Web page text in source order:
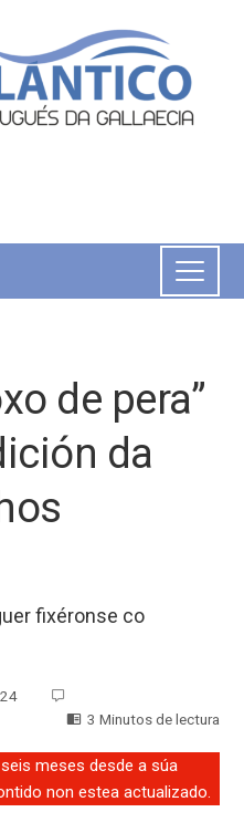
de pera”
da
fixéronse co
3 Minutos de lectura
meses desde a súa
non estea actualizado.